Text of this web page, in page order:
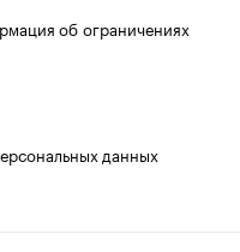
об ограничениях
данных